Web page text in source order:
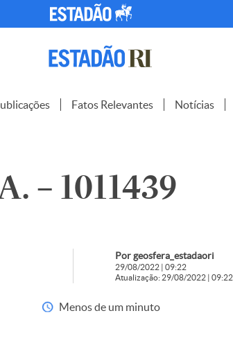
Fatos Relevantes Notícias
– 1011439
Por geosfera_estadaori
29/08/2022 | 09:22
Atualização: 29/08/2022 | 09:22
Menos de um minuto